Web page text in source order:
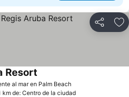
Compartir
al mar en Palm Beach
Resort
km de: Centro de la ciudad